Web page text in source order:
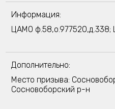
Информация:
ЦАМО ф.58,о.977520,д.338;
Дополнительно:
Место призыва:
Сосновоборский р-н